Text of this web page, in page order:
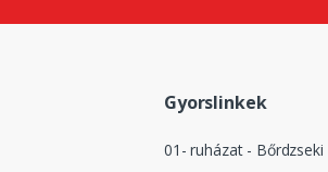
Gyorslinkek
01- ruházat - Bőrdzseki